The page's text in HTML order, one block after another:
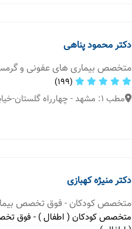
دکتر محمود پناهی
متخصص بیماری های عفونی و
(199)
مطب 1: مشهد - چهارراه گلستان-خیابان چمران - ساختمان گلستان
دکتر منیژه کهبازی
متخصص کودکان - فوق تخصص
متخصص کودکان ( اطفال ) - فوق